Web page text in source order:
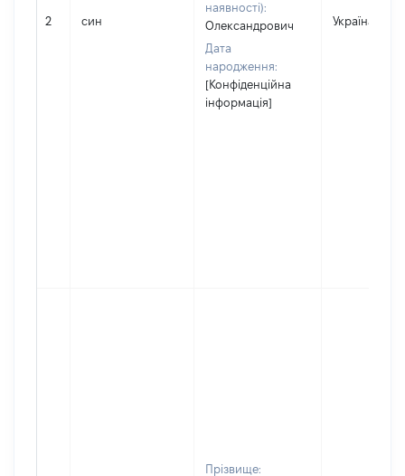
2 син
наявності):
Олександрович
Дата
народження:
[Конфіденційна
інформація]
Україна
Прізвище: